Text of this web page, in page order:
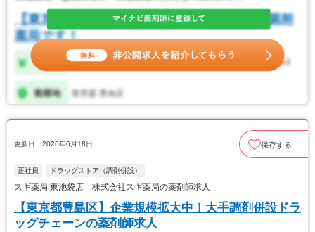
更新日：2026年6月18日 保存する
正社員 ドラッグストア（調剤併設）
スギ薬局 東池袋店 株式会社スギ薬局の薬剤師求人
【東京都豊島区】企業規模拡大中！大手調剤併設ドラ
ッグチェーンの薬剤師求人